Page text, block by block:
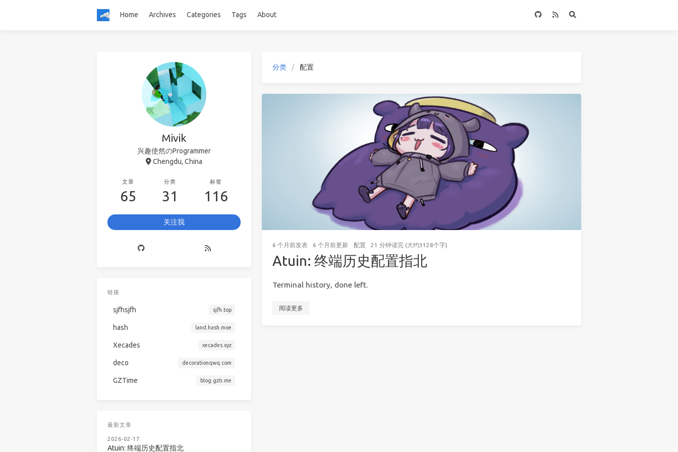
Home Archives Categories Tags About
分类 配置
6 个月前发表 6 个月前更新 配置 21 分钟读完 (大约3128个字)
Atuin: 终端历史配置指北
Terminal history, done left.
阅读更多
Mivik
兴趣使然のProgrammer
Chengdu, China
文章
65
分类
31
标签
116
关注我
链接
sjfhsjfh sjfh.top
hash land.hash.moe
Xecades xecades.xyz
deco decorationqwq.com
GZTime blog.gzti.me
最新文章
2026-02-17
Atuin: 终端历史配置指北